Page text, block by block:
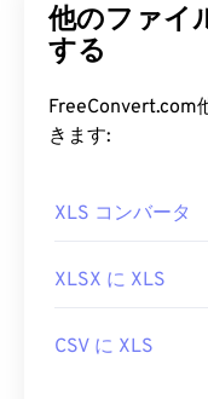
他のファイ
する
FreeConvert.com
きます:
XLS コンバータ
XLSX に XLS
CSV に XLS